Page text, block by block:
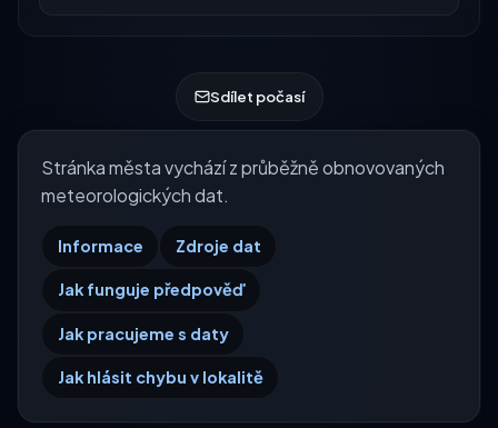
Sdílet počasí
Stránka města vychází z průběžně obnovovaných
meteorologických dat.
Informace Zdroje dat
Jak funguje předpověď
Jak pracujeme s daty
Jak hlásit chybu v lokalitě